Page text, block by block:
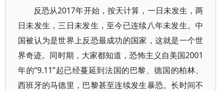
反恐从2017年开始，按天计算，一日未发生，两
日未发生，三日未发生，至今已连续八年未发生。中
国被认为是世界上反恐最成功的国家，这就是一个世
界奇迹。同时期，大家都知道，恐怖主义自美国2001
年的“9.11”起已经蔓延到法国的巴黎、德国的柏林、
西班牙的马德里，巴黎甚至连续发生暴恐。长时间不